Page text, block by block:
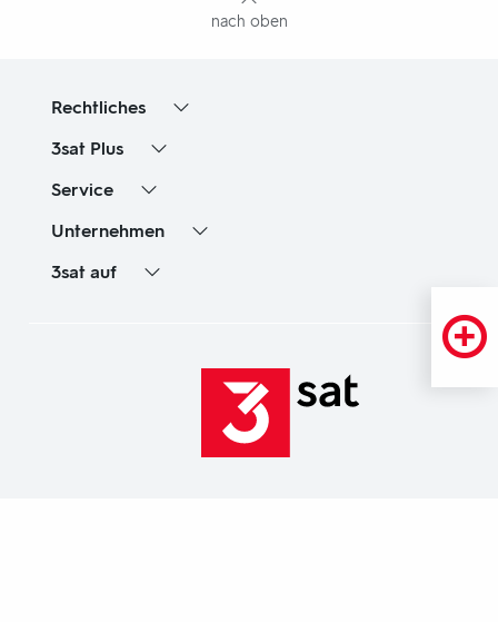
nach oben
Rechtliches
3sat Plus
Service
Unternehmen
3sat auf